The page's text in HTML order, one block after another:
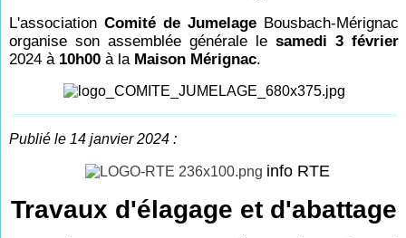
L'associationComité de JumelageBousbach-Mérignac
organise son assemblée générale le samedi 3 février
2024 à 10h00 à la Maison Mérignac.
Publié le 14 janvier 2024 :
info RTE
Travaux d'élagage et d'abattage